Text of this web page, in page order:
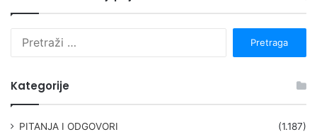
Kategorije
PITANJA I ODGOVORI (1.187)